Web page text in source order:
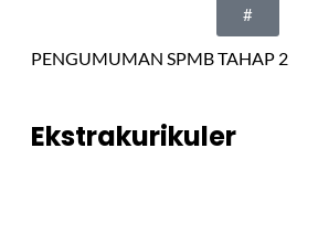
#
PENGUMUMAN SPMB TAHAP 2
Ekstrakurikuler